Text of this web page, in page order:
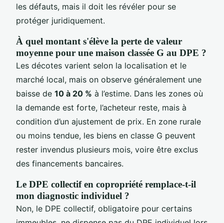
les défauts, mais il doit les révéler pour se
protéger juridiquement.
À quel montant s'élève la perte de valeur
moyenne pour une maison classée G au DPE ?
Les décotes varient selon la localisation et le
marché local, mais on observe généralement une
baisse de 10 à 20 % à l’estime. Dans les zones où
la demande est forte, l’acheteur reste, mais à
condition d’un ajustement de prix. En zone rurale
ou moins tendue, les biens en classe G peuvent
rester invendus plusieurs mois, voire être exclus
des financements bancaires.
Le DPE collectif en copropriété remplace-t-il
mon diagnostic individuel ?
Non, le DPE collectif, obligatoire pour certains